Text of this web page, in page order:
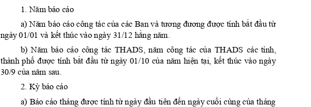
1. Năm báo cáo
a) Năm báo cáo công tác của các Ban và tương đương được tính bắt đầu từ
ngày 01/01 và kết thúc vào ngày 31/12 hằng năm
b) Năm báo cáo công tác THADS, năm công tác của THADS các tỉnh,
thành phố được tính bắt đầu từ ngày 01/10 của năm hiện tại, kết thúc vào ngày
30/9 của năm sau.
2. Kỳ báo cáo
a) Báo cáo tháng được tính từ ngày đầu tiên đến ngày cuối cùng của tháng